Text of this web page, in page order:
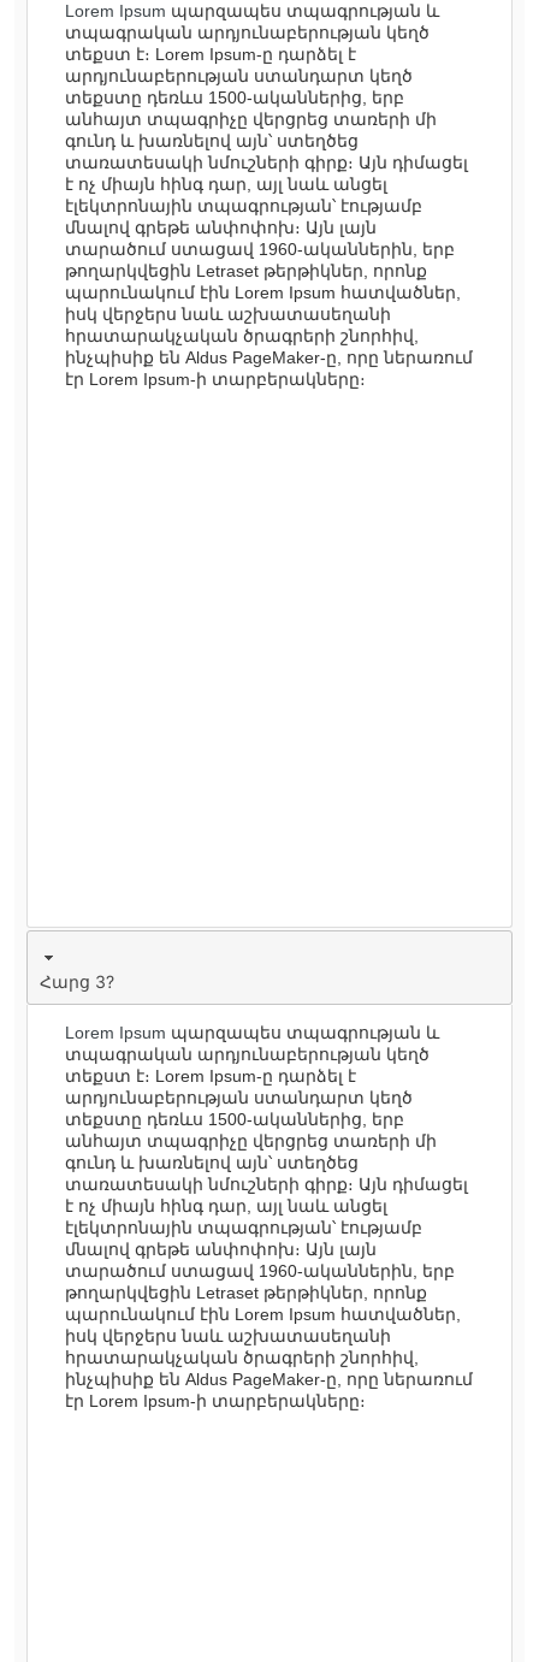
Lorem Ipsum պարզապես տպագրության և
տպագրական արդյունաբերության կեղծ
տեքստ է։ Lorem Ipsum-ը դարձել է
արդյունաբերության ստանդարտ կեղծ
տեքստը դեռևս 1500-ականներից, երբ
անհայտ տպագրիչը վերցրեց տառերի մի
գունդ և խառնելով այն՝ ստեղծեց
տառատեսակի նմուշների գիրք։ Այն դիմացել
է ոչ միայն հինգ դար, այլ նաև անցել
էլեկտրոնային տպագրության՝ էությամբ
մնալով գրեթե անփոփոխ։ Այն լայն
տարածում ստացավ 1960-ականներին, երբ
թողարկվեցին Letraset թերթիկներ, որոնք
պարունակում էին Lorem Ipsum հատվածներ,
իսկ վերջերս նաև աշխատասեղանի
հրատարակչական ծրագրերի շնորհիվ,
ինչպիսիք են Aldus PageMaker-ը, որը ներառում
էր Lorem Ipsum-ի տարբերակները։
Հարց 3?
Lorem Ipsum պարզապես տպագրության և
տպագրական արդյունաբերության կեղծ
տեքստ է։ Lorem Ipsum-ը դարձել է
արդյունաբերության ստանդարտ կեղծ
տեքստը դեռևս 1500-ականներից, երբ
անհայտ տպագրիչը վերցրեց տառերի մի
գունդ և խառնելով այն՝ ստեղծեց
տառատեսակի նմուշների գիրք։ Այն դիմացել
է ոչ միայն հինգ դար, այլ նաև անցել
էլեկտրոնային տպագրության՝ էությամբ
մնալով գրեթե անփոփոխ։ Այն լայն
տարածում ստացավ 1960-ականներին, երբ
թողարկվեցին Letraset թերթիկներ, որոնք
պարունակում էին Lorem Ipsum հատվածներ,
իսկ վերջերս նաև աշխատասեղանի
հրատարակչական ծրագրերի շնորհիվ,
ինչպիսիք են Aldus PageMaker-ը, որը ներառում
էր Lorem Ipsum-ի տարբերակները։